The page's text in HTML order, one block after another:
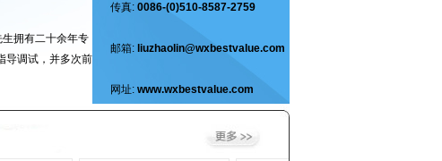
拥有二十余年专
导调试，并多次前
传真: 0086-(0)510-8587-2759
邮箱: liuzhaolin@wxbestvalue.com
网址: www.wxbestvalue.com